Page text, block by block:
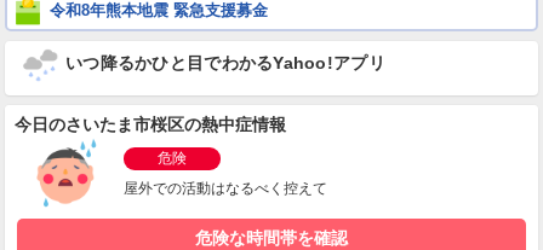
令和8年熊本地震 緊急支援募金
いつ降るかひと目でわかるYahoo!アプリ
今日のさいたま市桜区の熱中症情報
危険
屋外での活動はなるべく控えて
危険な時間帯を確認